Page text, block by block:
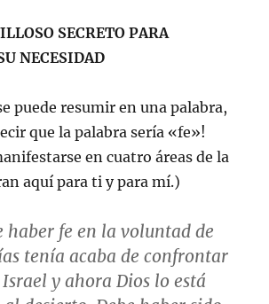
SECRETO PARA
NECESIDAD
puede resumir en una palabra,
que la palabra sería «fe»!
en cuatro áreas de la
aquí para ti y para mí.)
haber fe en la voluntad de
tenía acaba de confrontar
y ahora Dios lo está